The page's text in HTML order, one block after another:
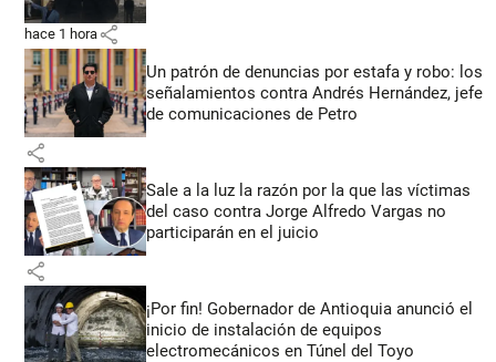
hace 1 hora share
Un patrón de denuncias por estafa y robo: los
señalamientos contra Andrés Hernández, jefe
de comunicaciones de Petro
share
Sale a la luz la razón por la que las víctimas
del caso contra Jorge Alfredo Vargas no
participarán en el juicio
share
¡Por fin! Gobernador de Antioquia anunció el
inicio de instalación de equipos
electromecánicos en Túnel del Toyo